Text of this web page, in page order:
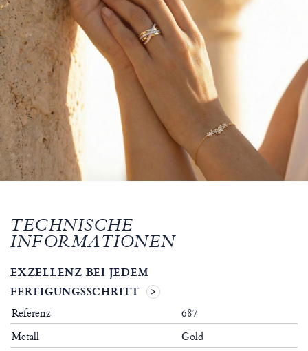
TECHNISCHE
INFORMATIONEN
EXZELLENZ BEI JEDEM
FERTIGUNGSSCHRITT
Referenz
687
Metall
Gold